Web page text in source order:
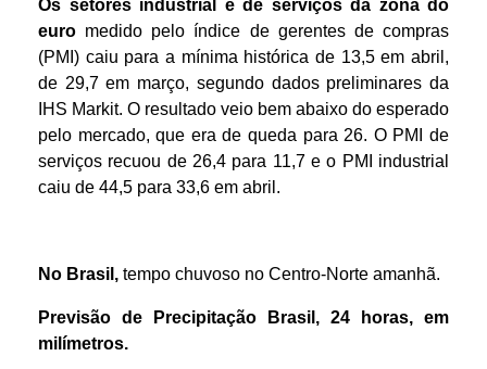
Os setores industrial e de serviços da zona do
euro medido pelo índice de gerentes de compras
(PMI) caiu para a mínima histórica de 13,5 em abril,
de 29,7 em março, segundo dados preliminares da
IHS Markit. O resultado veio bem abaixo do esperado
pelo mercado, que era de queda para 26. O PMI de
serviços recuou de 26,4 para 11,7 e o PMI industrial
caiu de 44,5 para 33,6 em abril.
No Brasil, tempo chuvoso no Centro-Norte amanhã.
Previsão de Precipitação Brasil , 24 horas, em
milímetros.